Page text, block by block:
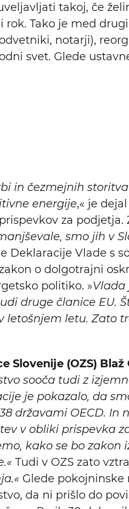
takoj, če
rok. Tako je med
notarji),
svet. Glede
in čezmejnih
energije,« je dejal
za
smo jih v
Deklaracije Vlade s
o dolgotrajni
politiko. »Vlada
druge članice EU.
letošnjem letu. Zato
Slovenije (OZS) Blaž
sooča tudi z
je pokazalo, da
državami OECD.
v obliki prispevka
kako se bo
Tudi v OZS zato
Glede pokojninske
da ni prišlo do